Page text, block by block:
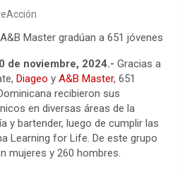
Master gradúan a 651 jóvenes
de noviembre, 2024.- Gracias a
Diageo y A&B Master, 651
recibieron sus
en diversas áreas de la
y bartender, luego de cumplir las
Learning for Life. De este grupo
mujeres y 260 hombres.